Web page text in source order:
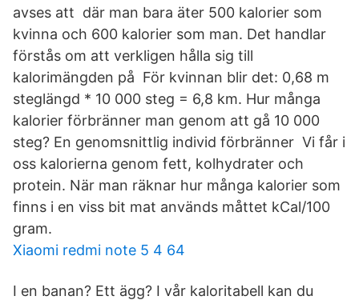
avses att där man bara äter 500 kalorier som
kvinna och 600 kalorier som man. Det handlar
förstås om att verkligen hålla sig till
kalorimängden på För kvinnan blir det: 0,68 m
steglängd * 10 000 steg = 6,8 km. Hur många
kalorier förbränner man genom att gå 10 000
steg? En genomsnittlig individ förbränner Vi får i
oss kalorierna genom fett, kolhydrater och
protein. När man räknar hur många kalorier som
finns i en viss bit mat används måttet kCal/100
gram.
Xiaomi redmi note 5 4 64
I en banan? Ett ägg? I vår kaloritabell kan du